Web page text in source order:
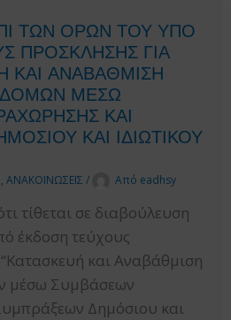
ΤΩΝ ΟΡΩΝ ΤΟΥ ΥΠΟ
ΠΡΟΣΚΛΗΣΗΣ ΓΙΑ
ΚΑΙ ΑΝΑΒΑΘΜΙΣΗ
ΜΕΣΩ
ΚΑΙ
ΚΑΙ ΙΔΙΩΤΙΚΟΥ
,ΑΝΑΚΟΙΝΩΣΕΙΣ / Από eadhsy
τίθεται σε διαβούλευση
έκδοση τεύχους
και Αναβάθμιση
μέσω Συμβάσεων
Δημόσιου και